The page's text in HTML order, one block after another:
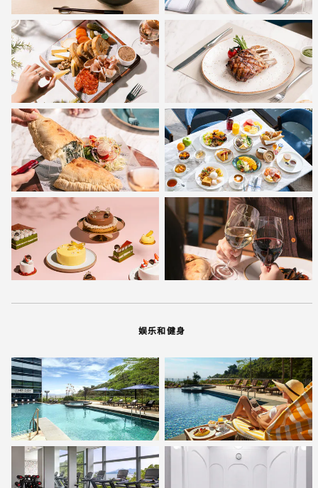
娱乐和健身